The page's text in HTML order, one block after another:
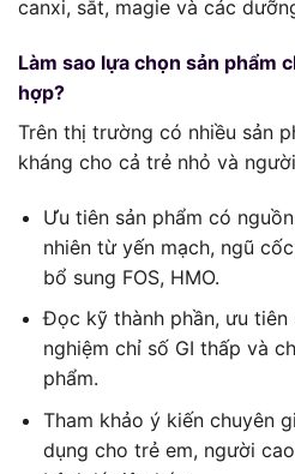
canxi, sắt, magie và các
Làm sao lựa chọn sản phẩm
hợp?
Trên thị trường có nhiều sản
kháng cho cả trẻ nhỏ và
Ưu tiên sản phẩm có
nhiên từ yến mạch, ngũ
bổ sung FOS, HMO.
Đọc kỹ thành phần, ưu tiên
nghiệm chỉ số GI thấp và
phẩm.
Tham khảo ý kiến chuyên
dụng cho trẻ em, người